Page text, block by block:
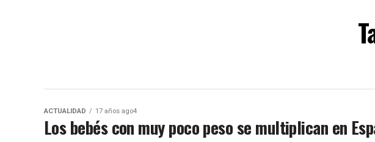
ACTUALIDAD 17 años ago4
Los bebés con muy poco peso se multiplican en